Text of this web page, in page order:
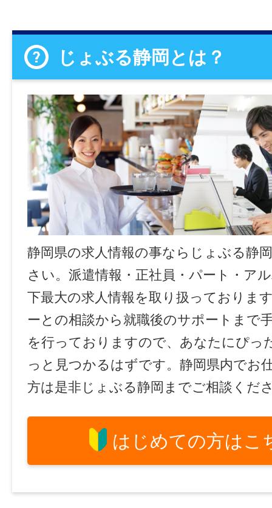
じょぶる静岡とは？
静岡県の求人情報の事ならじょぶる静
さい。派遣情報・正社員・パート・ア
下最大の求人情報を取り扱っておりま
ーとの相談から就職後のサポートまで
を行っておりますので、あなたにぴっ
っと見つかるはずです。静岡県内でお
方は是非じょぶる静岡までご相談くだ
はじめての方はこ